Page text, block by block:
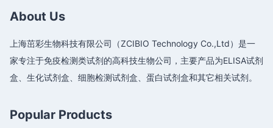
About Us
上海茁彩生物科技有限公司（ZCIBIO Technology Co.,Ltd）是一
家专注于免疫检测类试剂的高科技生物公司，主要产品为ELISA试剂
盒、生化试剂盒、细胞检测试剂盒、蛋白试剂盒和其它相关试剂。
Popular Products